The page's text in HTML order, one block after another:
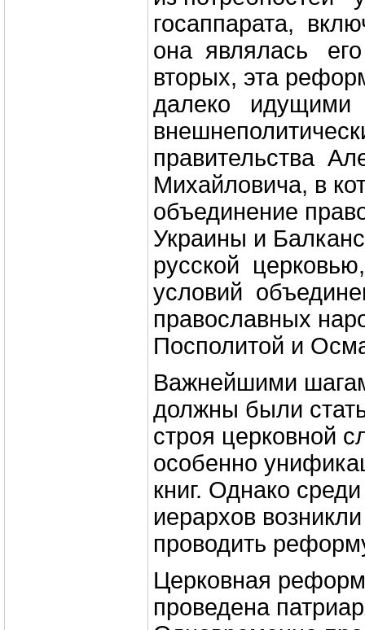
госаппарата,
она являлась
вторых, эта
далеко идущими
правительства
Михайловича, в
объединение
Украины и
русской
условий
православных
Посполитой и
Важнейшими
должны были
строя церковной
особенно
книг. Однако
иерархов
проводить
Церковная
проведена